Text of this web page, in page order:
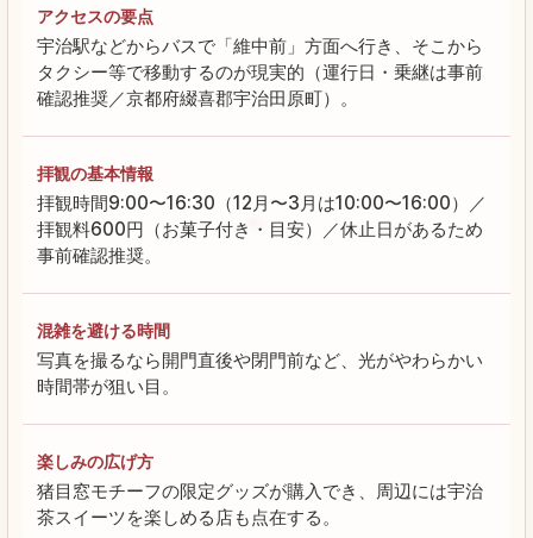
アクセスの要点
宇治駅などからバスで「維中前」方面へ行き、そこから
タクシー等で移動するのが現実的（運行日・乗継は事前
確認推奨／京都府綴喜郡宇治田原町）。
拝観の基本情報
拝観時間9:00〜16:30（12月〜3月は10:00〜16:00）／
拝観料600円（お菓子付き・目安）／休止日があるため
事前確認推奨。
混雑を避ける時間
写真を撮るなら開門直後や閉門前など、光がやわらかい
時間帯が狙い目。
楽しみの広げ方
猪目窓モチーフの限定グッズが購入でき、周辺には宇治
茶スイーツを楽しめる店も点在する。